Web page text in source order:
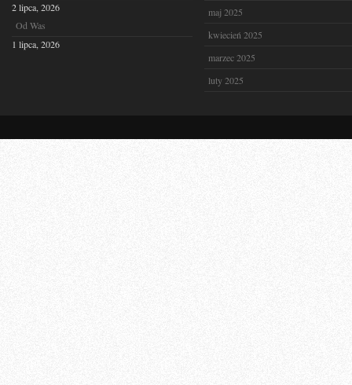
2 lipca, 2026
Od Was
1 lipca, 2026
maj 2025
kwiecień 2025
marzec 2025
luty 2025